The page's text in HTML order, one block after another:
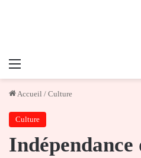
Menu
Accueil / Culture
Culture
Indépendance